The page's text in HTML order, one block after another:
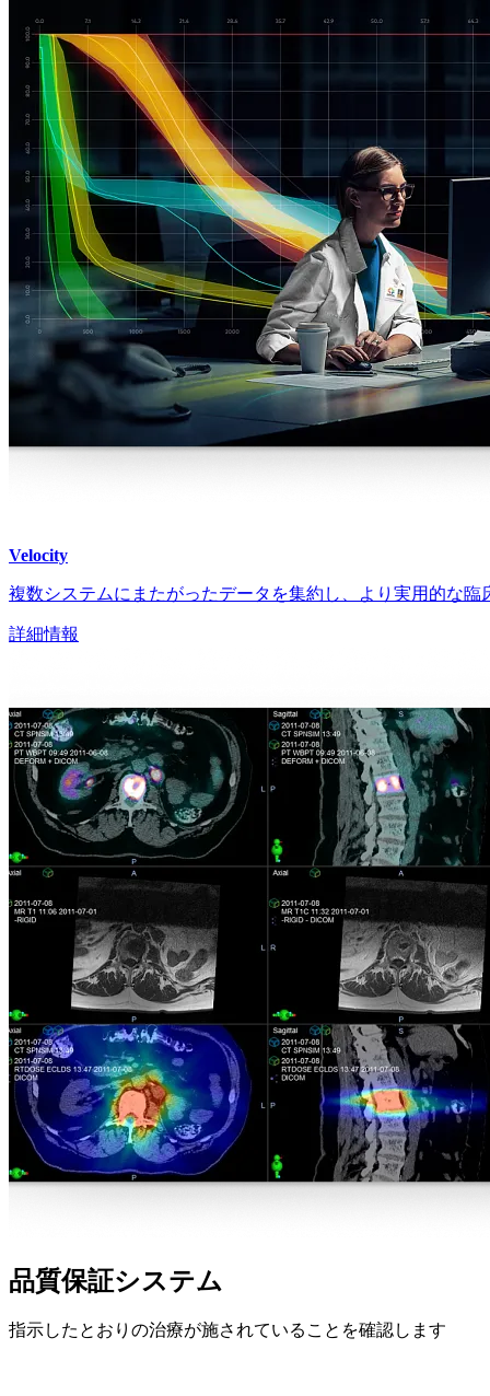
Velocity
複数システムにまたがったデータを集約し、より実用的な臨
詳細情報
品質保証システム
指示したとおりの治療が施されていることを確認します